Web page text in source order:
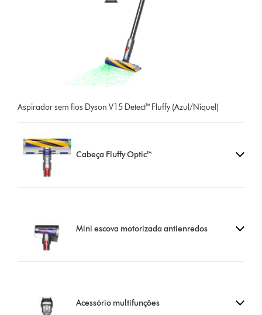
Aspirador sem fios Dyson V15 Detect™ Fluffy (Azul/Níquel)
Cabeça Fluffy Optic™
Mini escova motorizada antienredos
Acessório multifunções